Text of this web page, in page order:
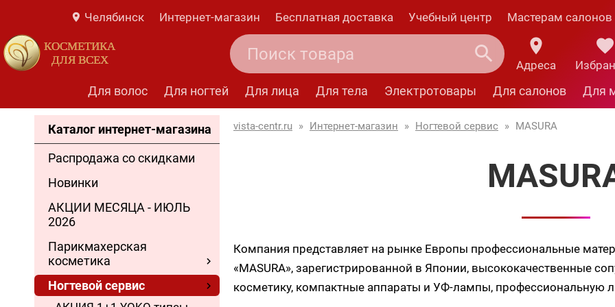
Челябинск Интернет-магазин Бесплатная доставка Учебный центр Мастерам салонов
КОСМЕТИКА
ДЛЯ ВСЕХ
Адреса
Для волос Для ногтей Для лица Для тела Электротовары Для салонов Для
Каталог интернет-магазина
Распродажа со скидками
Новинки
АКЦИИ МЕСЯЦА - ИЮЛЬ
2026
Парикмахерская
косметика
Ногтевой сервис
vista-centr.ru » Интернет-магазин » Ногтевой сервис » MASURA
Компания представляет на рынке Европы профессиональные
«MASURA», зарегистрированной в Японии, высококачественные
косметику, компактные аппараты и УФ-лампы, профессиональную